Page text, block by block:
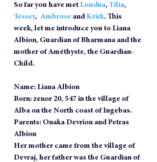
So far you have met Loudna, Tilia,
Tessey, Ambrose and Krirk. This
week, let me introduce you to Liana
Albion, Guardian of Bharmana and the
mother of Améthyste, the Guardian-
Child.
Name: Liana Albion
Born: zenor 20, 547 in the village of
Alba on the North coast of Ingebas.
Parents: Onaka Devrion and Petras
Albion
Her mother came from the village of
Devraj, her father was the Guardian of